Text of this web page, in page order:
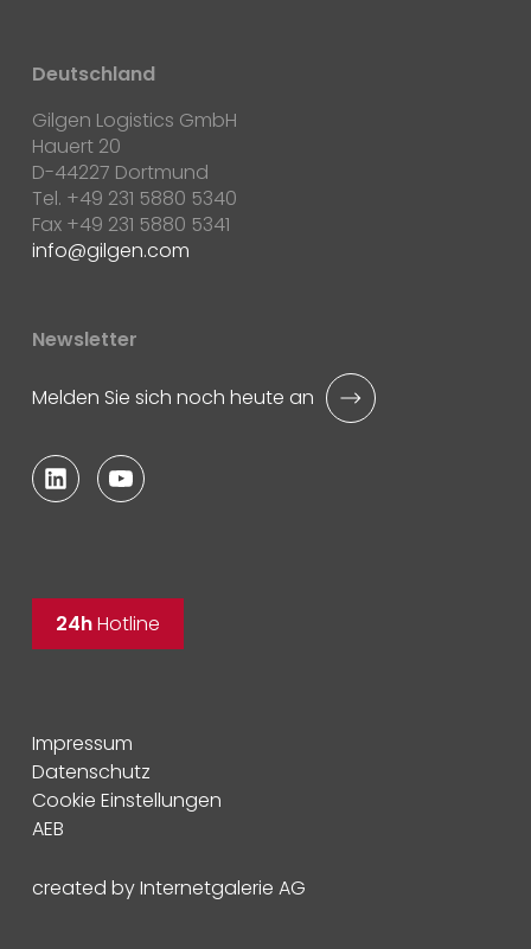
Deutschland
Gilgen Logistics GmbH
Hauert 20
D-44227 Dortmund
Tel. +49 231 5880 5340
Fax +49 231 5880 5341
info
gilgen.com
Newsletter
Melden Sie sich noch heute an
24hHotline
Impressum
Datenschutz
Cookie Einstellungen
AEB
created by Internetgalerie AG